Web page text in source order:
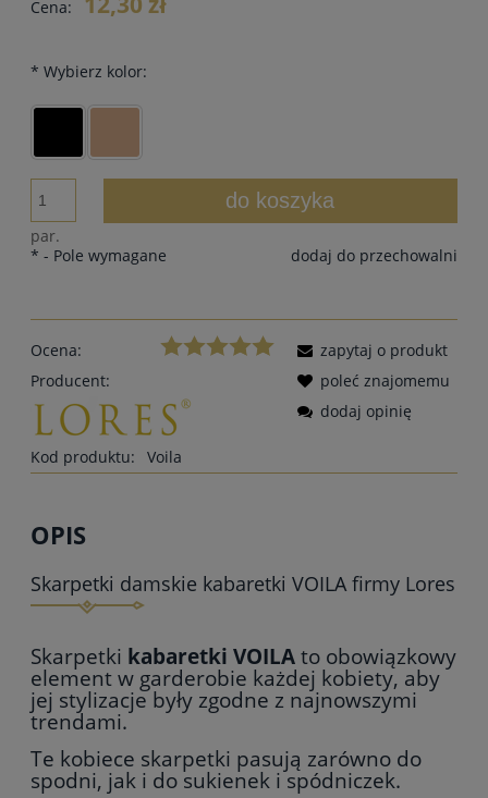
Cena:
* Wybierz kolor:
par.
do koszyka
dodaj do przechowalni
* - Pole wymagane
Ocena:
Producent:
Kod produktu: Voila
zapytaj o produkt
poleć znajomemu
dodaj opinię
OPIS
Skarpetki damskie kabaretki VOILA firmy Lores
Skarpetki kabaretki VOILA to obowiązkowy
element w garderobie każdej kobiety, aby
jej stylizacje były zgodne z najnowszymi
trendami.
Te kobiece skarpetki pasują zarówno do
spodni, jak i do sukienek i spódniczek.